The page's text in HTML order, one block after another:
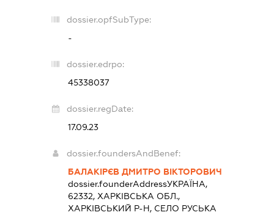
dossier.opfSubType:
-
dossier.edrpo:
45338037
dossier.regDate:
17.09.23
dossier.foundersAndBenef:
БАЛАКІРЄВ ДМИТРО ВІКТОРОВИЧ
dossier.founderAddressУКРАЇНА,
62332, ХАРКІВСЬКА ОБЛ.,
ХАРКІВСЬКИЙ Р-Н, СЕЛО РУСЬКА